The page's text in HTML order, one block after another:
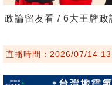
政論留友看 / 6大王牌
直播時間：2026/07/14